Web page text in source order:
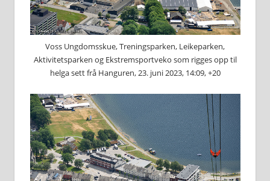
Voss Ungdomsskue, Treningsparken, Leikeparken,
Aktivitetsparken og Ekstremsportveko som rigges opp til
helga sett frå Hanguren, 23. juni 2023, 14:09, +20